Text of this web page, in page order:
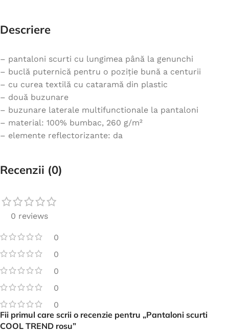
Descriere
– pantaloni scurti cu lungimea până la genunchi
– buclă puternică pentru o poziție bună a centurii
– cu curea textilă cu cataramă din plastic
– două buzunare
– buzunare laterale multifunctionale la pantaloni
– material: 100% bumbac, 260 g/m²
– elemente reflectorizante: da
Recenzii (0)
0 reviews
0
0
0
0
0
Fii primul care scrii o recenzie pentru „Pantaloni scurti
COOL TREND rosu”